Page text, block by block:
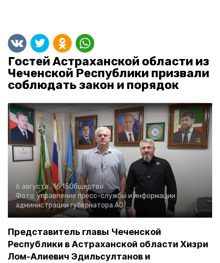
Гостей Астраханской области из
Чеченской Республики призвали
соблюдать закон и порядок
6 августа , 16:15Общество
Фото: управление пресс-службы и информации
администрации губернатора АО
Представитель главы Чеченской
Республики в Астраханской области Хизри
Лом-Алиевич Эдильсултанов и